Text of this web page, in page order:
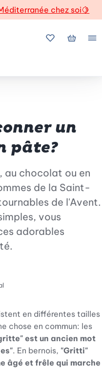
chez soi🍋
Mes favoris
Mon
un
pâte?
au chocolat ou en
de la Saint-
de l'Avent.
vous
adorables
en différentes tailles
chose en commun: les
est un ancien mot
. En bernois, "Gritti"
âgé et frêle qui marche